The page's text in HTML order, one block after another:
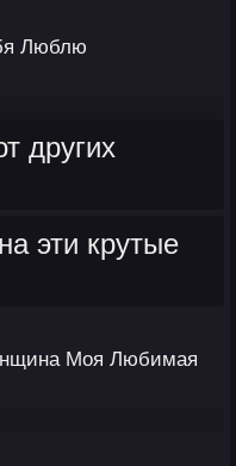
Люблю
других
эти крутые
Моя Любимая